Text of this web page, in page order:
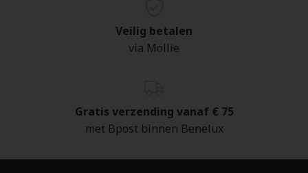
Veilig betalen
via Mollie
Gratis verzending vanaf € 75
met Bpost binnen Benelux